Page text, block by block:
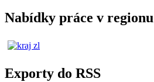
Nabídky práce v regionu
Exporty do RSS